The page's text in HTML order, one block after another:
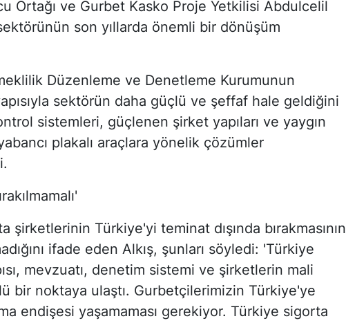
Ortağı ve Gurbet Kasko Proje Yetkilisi Abdulcelil
son yıllarda önemli bir dönüşüm
Düzenleme ve Denetleme Kurumunun
sektörün daha güçlü ve şeffaf hale geldiğini
sistemleri, güçlenen şirket yapıları ve yaygın
plakalı araçlara yönelik çözümler
şirketlerinin Türkiye'yi teminat dışında bırakmasının
ifade eden Alkış, şunları söyledi: 'Türkiye
mevzuatı, denetim sistemi ve şirketlerin mali
bir noktaya ulaştı. Gurbetçilerimizin Türkiye'ye
endişesi yaşamaması gerekiyor. Türkiye sigorta